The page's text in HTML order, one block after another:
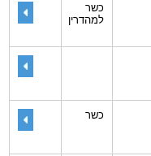
כשר
למהדרין
כשר